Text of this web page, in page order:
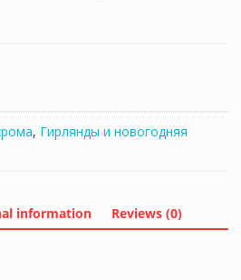
, Гирлянды и новогодняя
information Reviews (0)